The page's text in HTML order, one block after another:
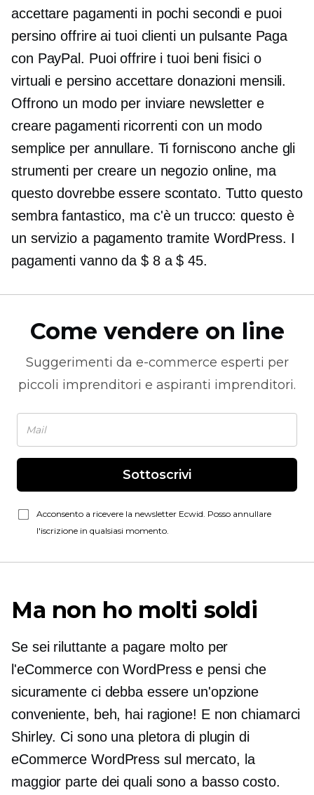
accettare pagamenti in pochi secondi e puoi
persino offrire ai tuoi clienti un pulsante Paga
con PayPal. Puoi offrire i tuoi beni fisici o
virtuali e persino accettare donazioni mensili.
Offrono un modo per inviare newsletter e
creare pagamenti ricorrenti con un modo
semplice per annullare. Ti forniscono anche gli
strumenti per creare un negozio online, ma
questo dovrebbe essere scontato. Tutto questo
sembra fantastico, ma c'è un trucco: questo è
un servizio a pagamento tramite WordPress. I
pagamenti vanno da $ 8 a $ 45.
Come vendere on line
Suggerimenti da e-commerce esperti per
piccoli imprenditori e aspiranti imprenditori.
Sottoscrivi
Acconsento a ricevere la newsletter Ecwid. Posso annullare
l'iscrizione in qualsiasi momento.
Ma non ho molti soldi
Se sei riluttante a pagare molto per
l'eCommerce con WordPress e pensi che
sicuramente ci debba essere un'opzione
conveniente, beh, hai ragione! E non chiamarci
Shirley. Ci sono una pletora di plugin di
eCommerce WordPress sul mercato, la
maggior parte dei quali sonoa basso costo.